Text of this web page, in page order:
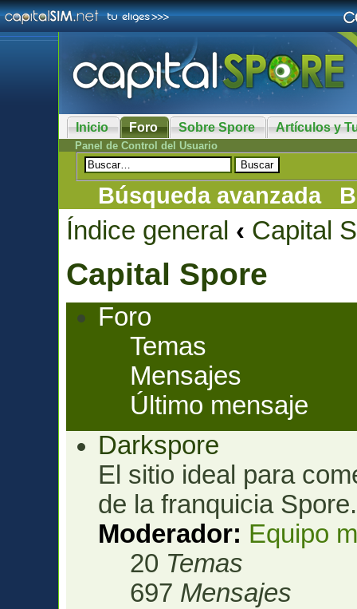
Inicio Foro Sobre Spore Artículos y
Panel de Control del Usuario
Búsqueda avanzada
Índice general ‹ Capital
Capital Spore
Foro
Temas
Mensajes
Último mensaje
Darkspore
El sitio ideal para
de la franquicia Spore.
Moderador: Equipo
20 Temas
697 Mensajes